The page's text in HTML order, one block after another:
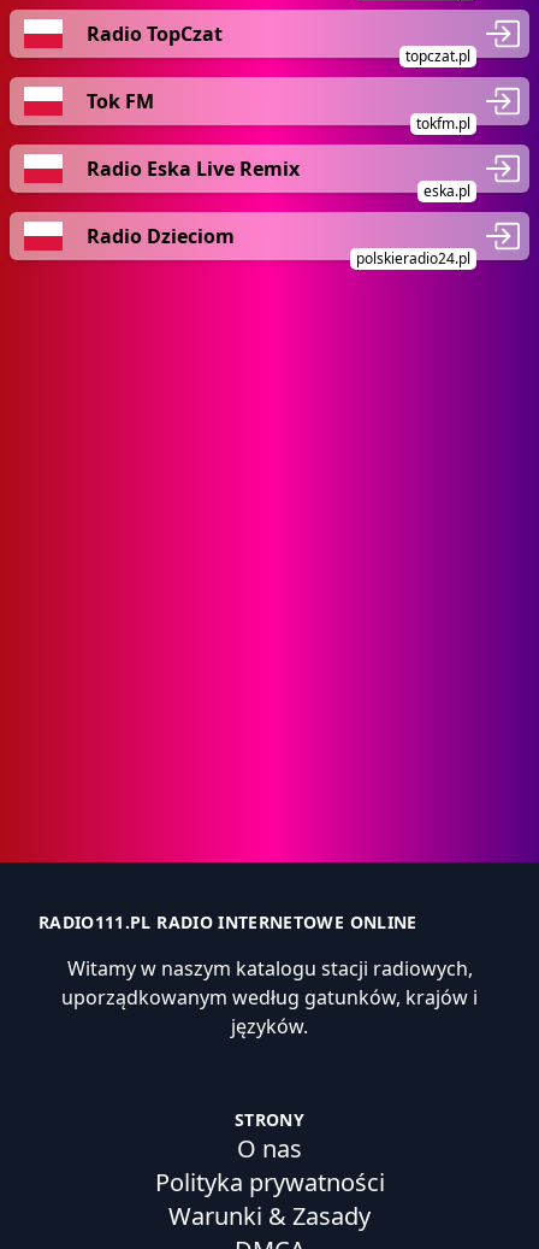
Radio TopCzat
topczat.pl
Tok FM
tokfm.pl
Radio Eska Live Remix
eska.pl
Radio Dzieciom
polskieradio24.pl
RADIO111.PL RADIO INTERNETOWE ONLINE
Witamy w naszym katalogu stacji radiowych,
uporządkowanym według gatunków, krajów i
języków.
STRONY
O nas
Polityka prywatności
Warunki & Zasady